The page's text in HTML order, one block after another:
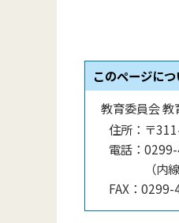
このページに
教育委員会 教
住所： 〒
電話：
（内線
FAX： 0299-